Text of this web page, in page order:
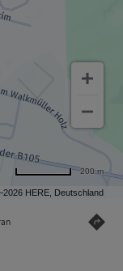
HERE, Deutschland
200 m